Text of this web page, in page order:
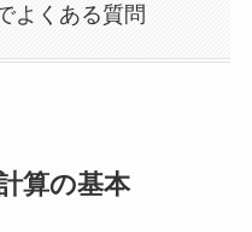
よくある質問
算の基本